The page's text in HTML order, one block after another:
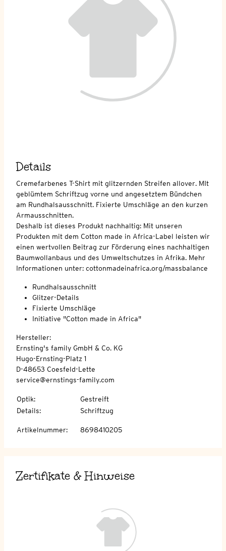
Details
Cremefarbenes T-Shirt mit glitzernden Streifen allover. MIt
geblümtem Schriftzug vorne und angesetztem Bündchen
am Rundhalsausschnitt. Fixierte Umschläge an den kurzen
Armausschnitten.
Deshalb ist dieses Produkt nachhaltig: Mit unseren
Produkten mit dem Cotton made in Africa-Label leisten wir
einen wertvollen Beitrag zur Förderung eines nachhaltigen
Baumwollanbaus und des Umweltschutzes in Afrika. Mehr
Informationen unter: cottonmadeinafrica.org/massbalance
Rundhalsausschnitt
Glitzer-Details
Fixierte Umschläge
Initiative "Cotton made in Africa"
Hersteller:
Ernsting's family GmbH & Co. KG
Hugo-Ernsting-Platz 1
D-48653 Coesfeld-Lette
service@ernstings-family.com
Optik:
Gestreift
Details: Schriftzug
Artikelnummer: 8698410205
Zertifikate & Hinweise